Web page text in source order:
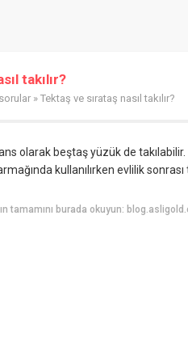
takılır?
» Tektaş ve sırataş nasıl takılır?
olarak beştaş yüzük de
kullanılırken evlilik
tamamını burada okuyun: